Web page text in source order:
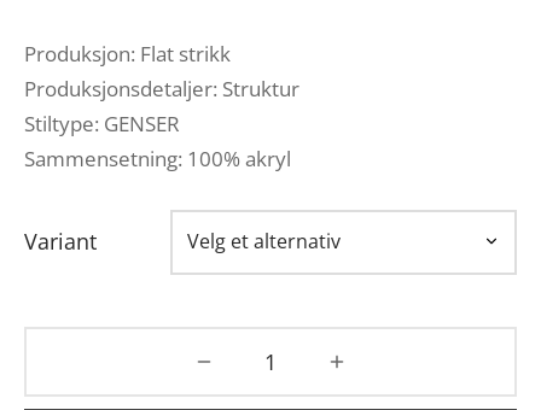
Produksjon: Flat strikk
Produksjonsdetaljer: Struktur
Stiltype: GENSER
Sammensetning: 100% akryl
Variant